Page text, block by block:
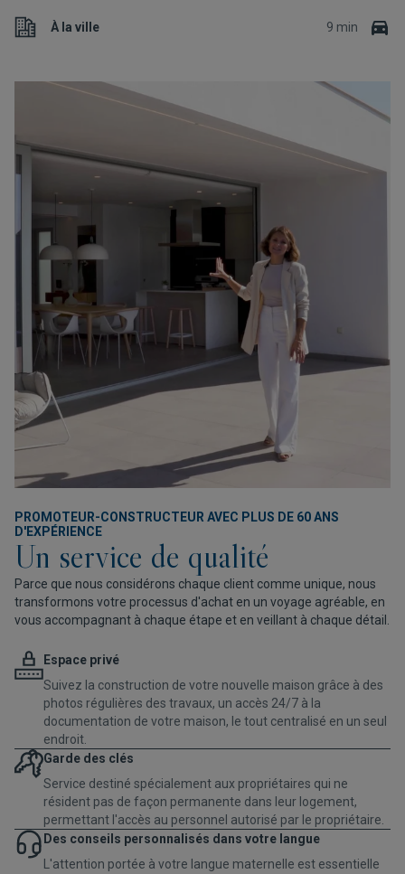
À la ville 9 min
PROMOTEUR-CONSTRUCTEUR AVEC PLUS DE 60 ANS
D'EXPÉRIENCE
Un service de qualité
Parce que nous considérons chaque client comme unique, nous
transformons votre processus d'achat en un voyage agréable, en
vous accompagnant à chaque étape et en veillant à chaque détail.
Espace privé
Suivez la construction de votre nouvelle maison grâce à des
photos régulières des travaux, un accès 24/7 à la
documentation de votre maison, le tout centralisé en un seul
endroit.
Garde des clés
Service destiné spécialement aux propriétaires qui ne
résident pas de façon permanente dans leur logement,
permettant l'accès au personnel autorisé par le propriétaire.
Des conseils personnalisés dans votre langue
L'attention portée à votre langue maternelle est essentielle